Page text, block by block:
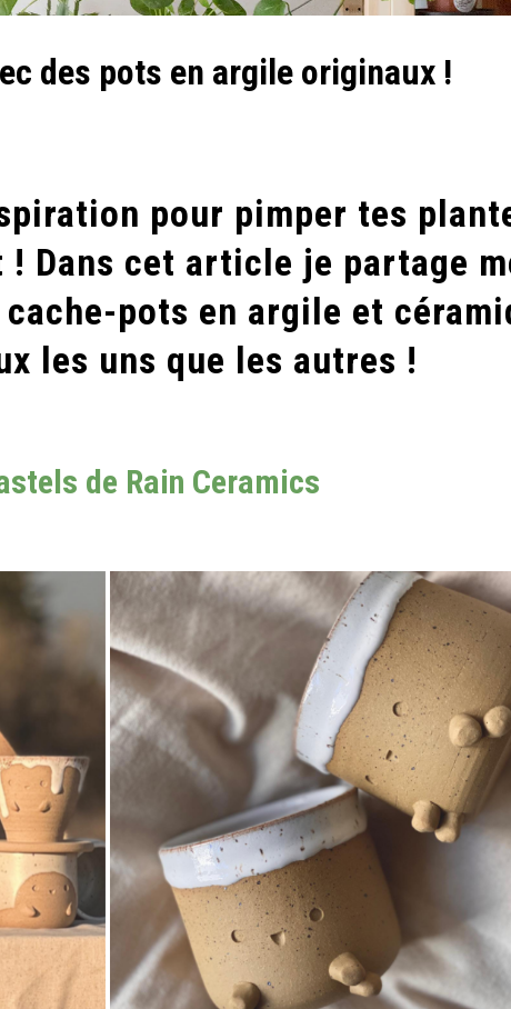
des pots en argile originaux !
pour pimper tes
! Dans cet article je partage
pots en argile et
les uns que les autres !
de Rain Ceramics